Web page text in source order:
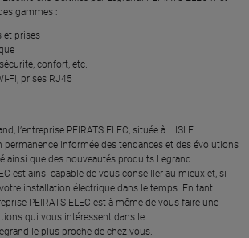
gammes :
prises
confort, etc.​
Fi, prises RJ45​
l’entreprise PEIRATS ELEC, située à L ISLE
permanence informée des tendances et des évolutions
ainsi que des nouveautés produits Legrand.
est ainsi capable de vous conseiller au mieux et, si
installation électrique dans le temps. En tant
PEIRATS ELEC est à même de vous faire une
qui vous intéressent dans le
le plus proche de chez vous.​